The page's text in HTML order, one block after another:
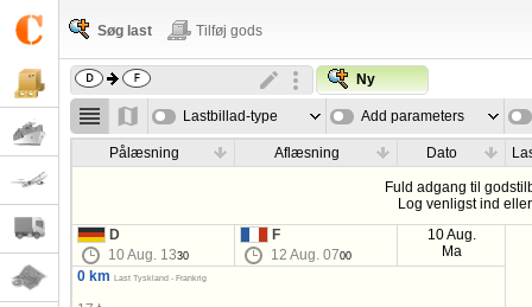
Søg last Tilføj gods
Ny
Lastbillad-type Add parameters
Pålæsning Aflæsning Dato
Fuld adgang til
Log venligst ind
D
10 Aug. 1330
F
12 Aug. 0700
10 Aug.
Ma
0 km
Last Tyskland - Frankrig